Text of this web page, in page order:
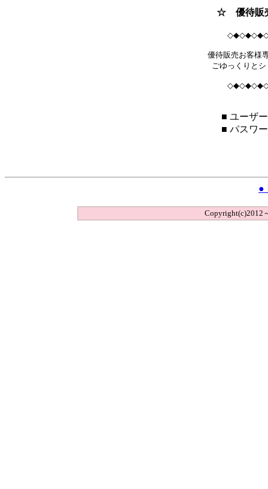
☆ 優待販
優待販売お客様
ごゆっくりと
■ ユーザ
■ パスワ
●
Copyright(c)2012